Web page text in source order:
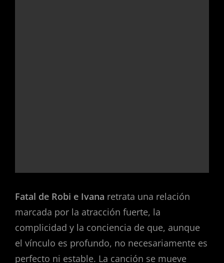
Fatal de Robi e Ivana retrata una relación
marcada por la atracción fuerte, la
complicidad y la conciencia de que, aunque
el vínculo es profundo, no necesariamente es
perfecto ni estable. La canción se mueve